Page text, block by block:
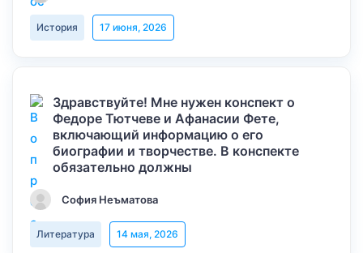
История 17 июня, 2026
Здравствуйте! Мне нужен конспект о
Федоре Тютчеве и Афанасии Фете,
включающий информацию о его
биографии и творчестве. В конспекте
обязательно должны
София Неъматова
Литература 14 мая, 2026